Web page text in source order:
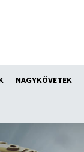
NAGYKÖVETEK